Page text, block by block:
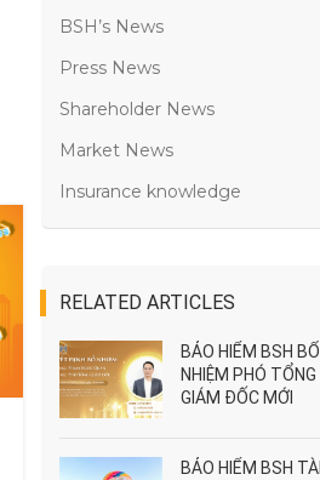
BSH’s News
Press News
Shareholder News
Market News
Insurance knowledge
RELATED ARTICLES
BẢO HIỂM BSH BỔ
NHIỆM PHÓ TỔNG
GIÁM ĐỐC MỚI
BẢO HIỂM BSH TÀI